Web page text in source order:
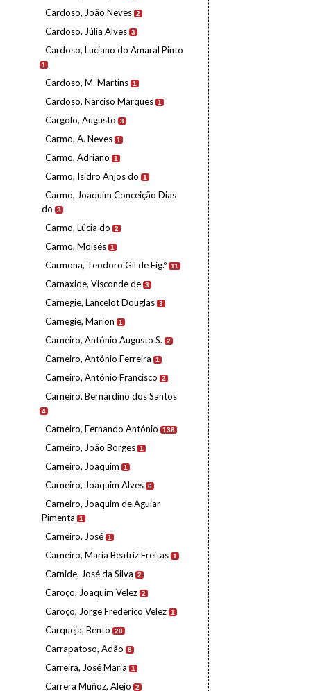
Cardoso, João Neves 2
Cardoso, Júlia Alves 3
Cardoso, Luciano do Amaral Pinto
1
Cardoso, M. Martins 1
Cardoso, Narciso Marques 1
Cargolo, Augusto 3
Carmo, A. Neves 1
Carmo, Adriano 1
Carmo, Isidro Anjos do 1
Carmo, Joaquim Conceição Dias
do
3
Carmo, Lúcia do 2
Carmo, Moisés 1
Carmona, Teodoro Gil de Fig.º 11
Carnaxide, Visconde de 3
Carnegie, Lancelot Douglas 3
Carnegie, Marion 1
Carneiro, António Augusto S. 2
Carneiro, António Ferreira 1
Carneiro, António Francisco 2
Carneiro, Bernardino dos Santos
4
Carneiro, Fernando António 136
Carneiro, João Borges 1
Carneiro, Joaquim 1
Carneiro, Joaquim Alves 6
Carneiro, Joaquim de Aguiar
Pimenta
1
Carneiro, José 1
Carneiro, Maria Beatriz Freitas 1
Carnide, José da Silva 2
Caroço, Joaquim Velez 2
Caroço, Jorge Frederico Velez 1
Carqueja, Bento 20
Carrapatoso, Adão 8
Carreira, José Maria 1
Carrera Muñoz, Alejo 2